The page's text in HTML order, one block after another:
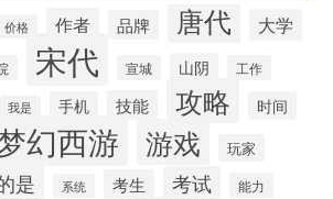
价格 作者 品牌 唐代 大学
宋代 宣城 山阴 工作
我是 手机 技能 攻略
时间
幻西游 游戏 玩家
是 系统 考生 考试 能力